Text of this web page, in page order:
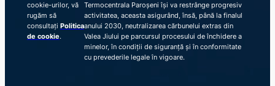
cookie-urilor, vă
rugăm să
consultați Politica
de cookie.
Termocentrala Paroșeni își va restrânge progresiv
activitatea, aceasta asigurând, însă, până la finalul
anului 2030, neutralizarea cărbunelui extras din
Valea Jiului pe parcursul procesului de închidere a
minelor, în condiții de siguranță și în conformitate
cu prevederile legale în vigoare.